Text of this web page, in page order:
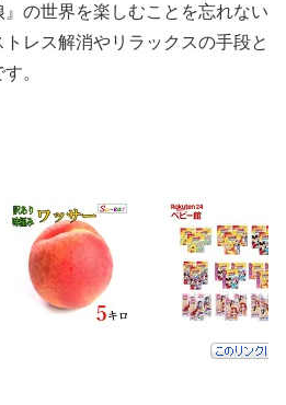
の世界を楽しむことを忘れない
レス解消やリラックスの手段と
。